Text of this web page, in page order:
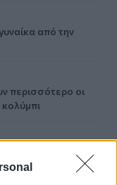
από την
περισσότερο οι